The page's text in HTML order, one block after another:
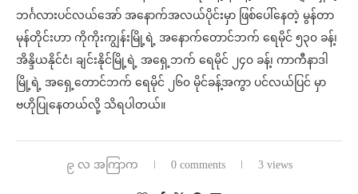
ဘင်္ဂလားပင်လယ်အော် အနောက်အလယ်ပိုင်းမှာ ဖြစ်ပေါ်နေတဲ့ မွန်တာ
မုန်တိုင်းဟာ ကိုကိုးကျွန်းမြို့ရဲ့ အနောက်တောင်ဘက် ရေမိုင် ၅၃၀ ခန့်၊
အိန္ဒိယနိုင်ငံ၊ ချင်းနိုင်မြို့ရဲ့ အရှေ့ဘက် ရေမိုင် ၂၄၀ ခန့်၊ ကာကီနာဒါ
မြို့ရဲ့ အရှေ့တောင်ဘက် ရေမိုင် ၂၆၀ မိုင်ခန့်အကွာ ပင်လယ်ပြင် မှာ
ဗဟိုပြုနေတယ်လို့ သိရပါတယ်။
၉ လ အကြာက 0 comments 3 views